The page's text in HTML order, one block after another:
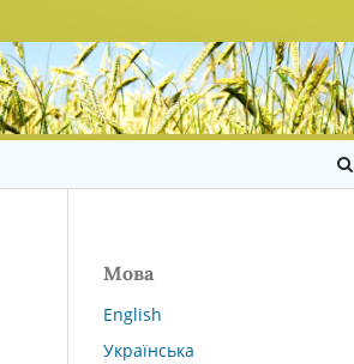
Мова
English
Українська